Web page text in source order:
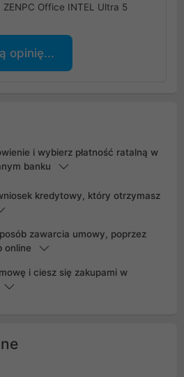
Office INTEL Ultra 5
opinię...
i wybierz płatność ratalną w
banku
kredytowy, który otrzymasz
zawarcia umowy, poprzez
online
i ciesz się zakupami w